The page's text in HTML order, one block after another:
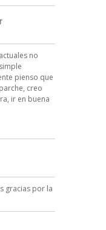
no
pienso que
creo
ir en buena
gracias por la